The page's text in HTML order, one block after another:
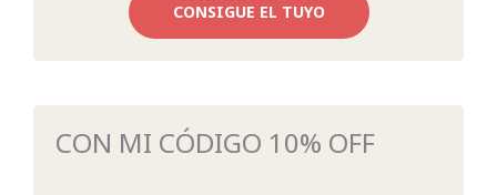
CONSIGUE EL TUYO
CON MI CÓDIGO 10% OFF